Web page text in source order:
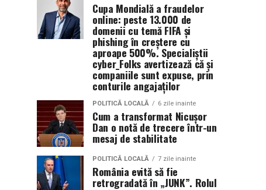
Cupa Mondială a fraudelor
online: peste 13.000 de
domenii cu temă FIFA și
phishing în creștere cu
aproape 500%. Specialiștii
cyber_Folks avertizează că și
companiile sunt expuse, prin
conturile angajaților
POLITICĂ LOCALĂ 6 zile inainte
Cum a transformat Nicușor
Dan o notă de trecere într-un
mesaj de stabilitate
POLITICĂ LOCALĂ 7 zile inainte
România evită să fie
retrogradată în „JUNK”. Rolul